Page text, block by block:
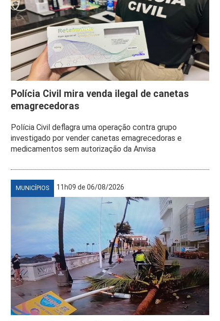
Polícia Civil mira venda ilegal de canetas
emagrecedoras
Polícia Civil deflagra uma operação contra grupo
investigado por vender canetas emagrecedoras e
medicamentos sem autorização da Anvisa
MUNICÍPIOS 11h09 de 06/08/2026